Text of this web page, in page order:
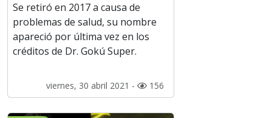
Se retiró en 2017 a causa de
problemas de salud, su nombre
apareció por última vez en los
créditos de Dr. Gokú Super.
viernes, 30 abril 2021 - 156